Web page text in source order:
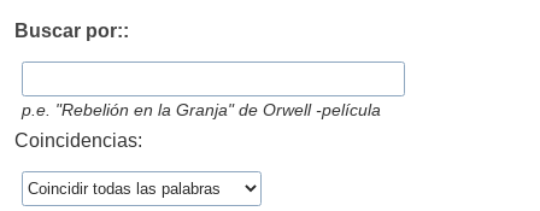
Buscar por::
p.e. "Rebelión en la Granja" de Orwell -película
Coincidencias: